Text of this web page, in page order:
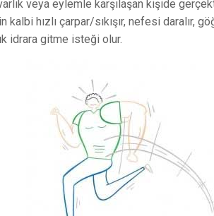
veya eylemle karşılaşan kişide
hızlı çarpar/sıkışır, nefesi daralır,
idrara gitme isteği olur.